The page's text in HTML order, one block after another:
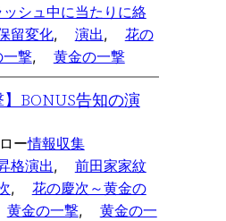
シュ中に当たりに絡
留変化, 演出,
花の
撃, 黄金の一撃
】BONUS告知の演
ー情報収集
格演出,
前田家家紋
,
花の慶次～黄金の
黄金の一撃,
黄金の一